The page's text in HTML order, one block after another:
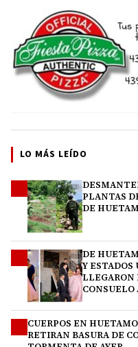
LO MÁS LEÍDO
PLANTAS
DE
DE
Y
LLEGARON
CUERPOS EN
RETIRAN BASURA DE